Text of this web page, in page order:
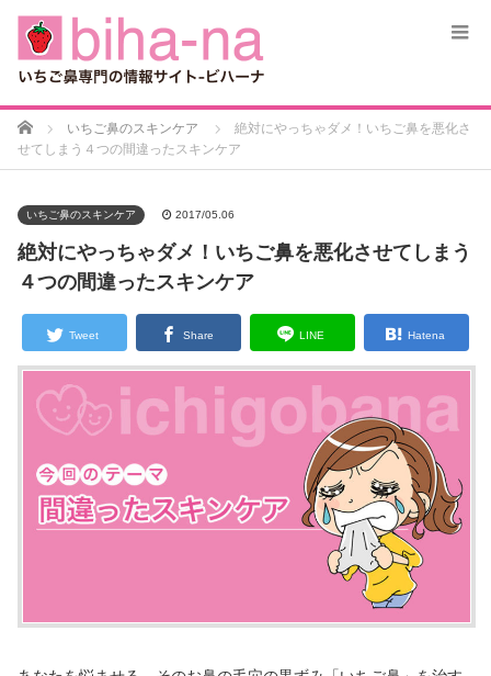
Home いちご鼻のスキンケア
絶対にやっちゃダメ！いちご鼻を悪化さ
せてしまう４つの間違ったスキンケア
いちご鼻のスキンケア 2017/05.06
絶対にやっちゃダメ！いちご鼻を悪化させてしまう
４つの間違ったスキンケア
Tweet Share LINE Hatena